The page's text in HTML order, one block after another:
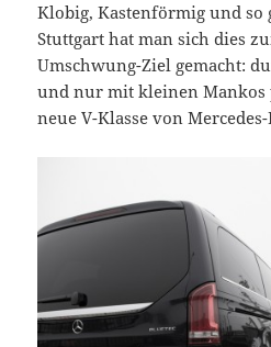
Klobig, Kastenförmig und
Stuttgart hat man sich dies
Umschwung-Ziel gemacht:
und nur mit kleinen Mankos
neue V-Klasse von